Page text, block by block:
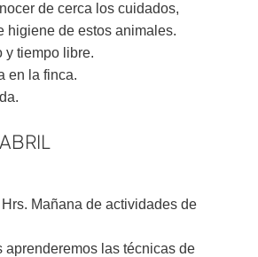
de cerca los cuidados,
higiene de estos animales.
y tiempo libre.
en la finca.
Mañana de actividades de
aprenderemos las técnicas de